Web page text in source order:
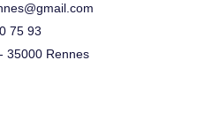
75 93
35000 Rennes